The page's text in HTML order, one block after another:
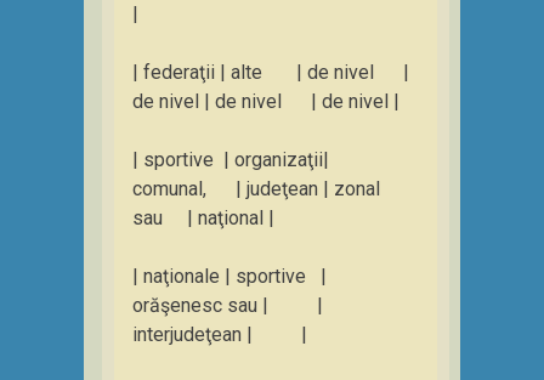
|
| federaţii | alte | de nivel |
de nivel | de nivel | de nivel |
| sportive | organizaţii|
comunal, | judeţean | zonal
sau | naţional |
| naţionale | sportive |
orăşenesc sau | |
interjudeţean | |